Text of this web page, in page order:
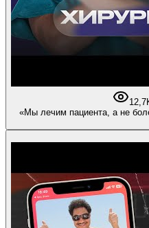
«Мы лечим пациента, а не